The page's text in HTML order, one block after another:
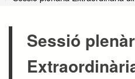
Sessió